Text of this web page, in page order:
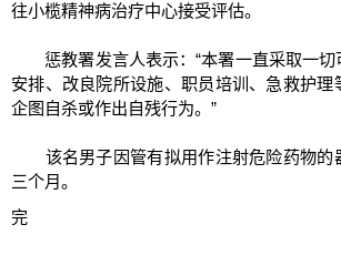
往小榄精神病治疗中心接受评估。
惩教署发言人表示：“本署一直采取一切
安排、改良院所设施、职员培训、急救护理
企图自杀或作出自残行为。”
该名男子因管有拟用作注射危险药物的
三个月。
完